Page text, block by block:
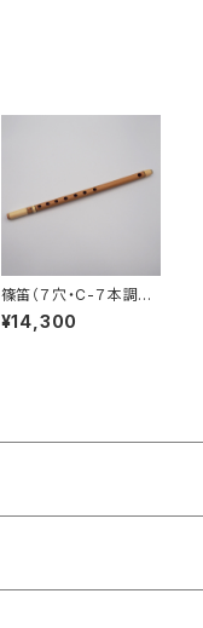
篠笛（７穴・C-７本調
子）
¥14,300